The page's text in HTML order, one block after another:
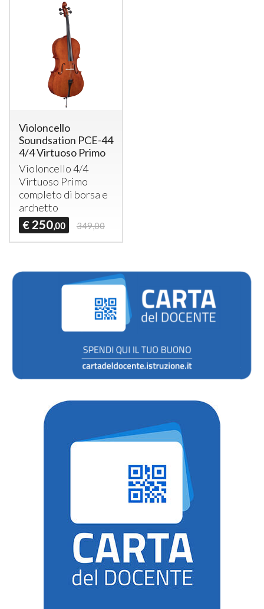
Violoncello
Soundsation PCE-44
4/4 Virtuoso Primo
Violoncello 4/4
Virtuoso Primo
completo di borsa e
archetto
€ 250,00 349,00